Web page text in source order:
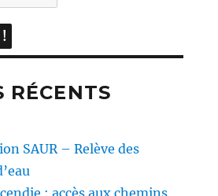
RÉCENTS
SAUR – Relève des